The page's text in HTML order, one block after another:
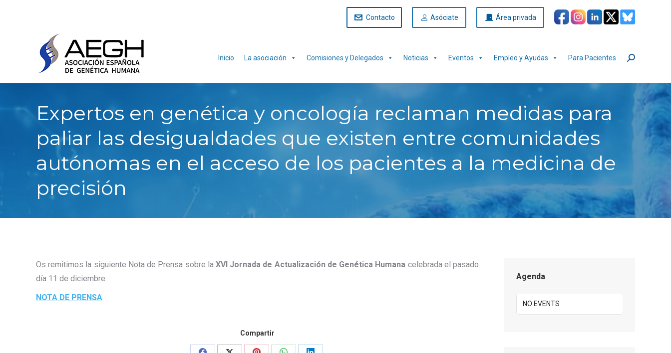
Contacto Asóciate Área privada
Inicio La asociación Comisiones y Delegados Noticias Eventos Empleo y Ayudas Para Pacientes Buscar:
Expertos en genética y oncología reclaman medidas para
paliar las desigualdades que existen entre comunidades
autónomas en el acceso de los pacientes a la medicina de
precisión
Os remitimos la siguiente Nota de Prensa sobre laXVI Jornada de Actualización de Genética Humana celebrada el pasado
día 11 de diciembre.
NOTA DE PRENSA
Compartir
Agenda
NO EVENTS